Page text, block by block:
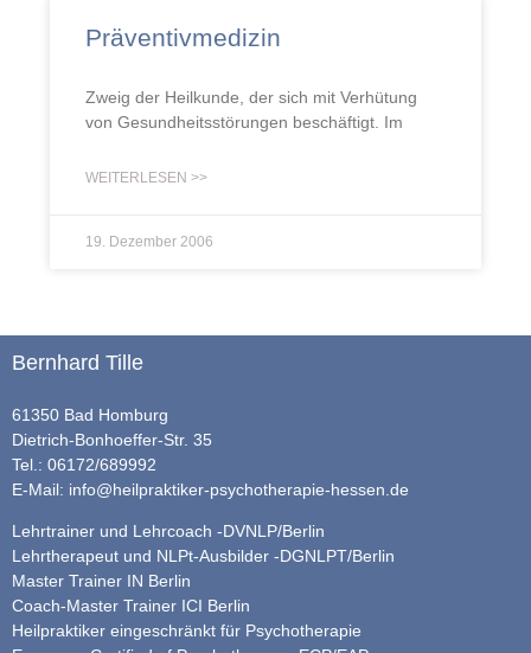
Präventivmedizin
Zweig der Heilkunde, der sich mit Verhütung
von Gesundheitsstörungen beschäftigt. Im
WEITERLESEN >>
19. Dezember 2006
Bernhard Tille
61350 Bad Homburg
Dietrich-Bonhoeffer-Str. 35
Tel.: 06172/689992
E-Mail: info@heilpraktiker-psychotherapie-hessen.de
Lehrtrainer und Lehrcoach -DVNLP/Berlin
Lehrtherapeut und NLPt-Ausbilder -DGNLPT/Berlin
Master Trainer IN Berlin
Coach-Master Trainer ICI Berlin
Heilpraktiker eingeschränkt für Psychotherapie